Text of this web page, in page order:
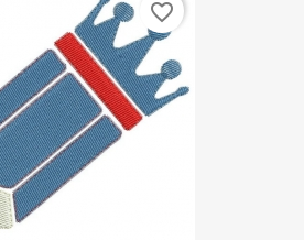
favorite_border